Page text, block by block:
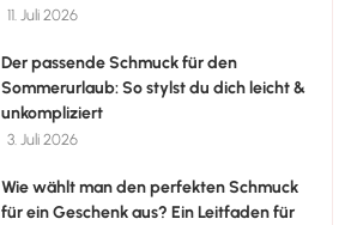
11. Juli 2026
Der passende Schmuck für den
Sommerurlaub: So stylst du dich leicht &
unkompliziert
3. Juli 2026
Wie wählt man den perfekten Schmuck
für ein Geschenk aus? Ein Leitfaden für